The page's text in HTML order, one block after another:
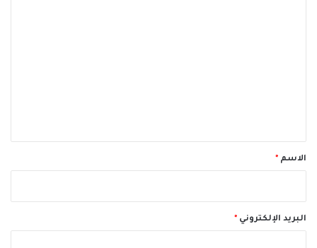
*الاسم *
البريد الإلكتروني *